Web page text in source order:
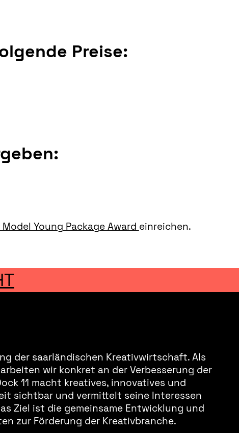
Preise:
Young Package Award einreichen.
der saarländischen Kreativwirtschaft. Als
wir konkret an der Verbesserung der
11 macht kreatives, innovatives und
sichtbar und vermittelt seine Interessen
Ziel ist die gemeinsame Entwicklung und
zur Förderung der Kreativbranche.